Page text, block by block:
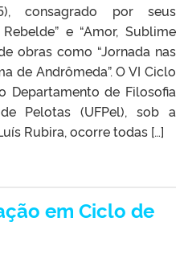
consagrado por seus
e “Amor, Sublime
obras como “Jornada nas
de Andrômeda”. O VI Ciclo
Departamento de Filosofia
Pelotas (UFPel), sob a
Rubira, ocorre todas […]
em Ciclo de